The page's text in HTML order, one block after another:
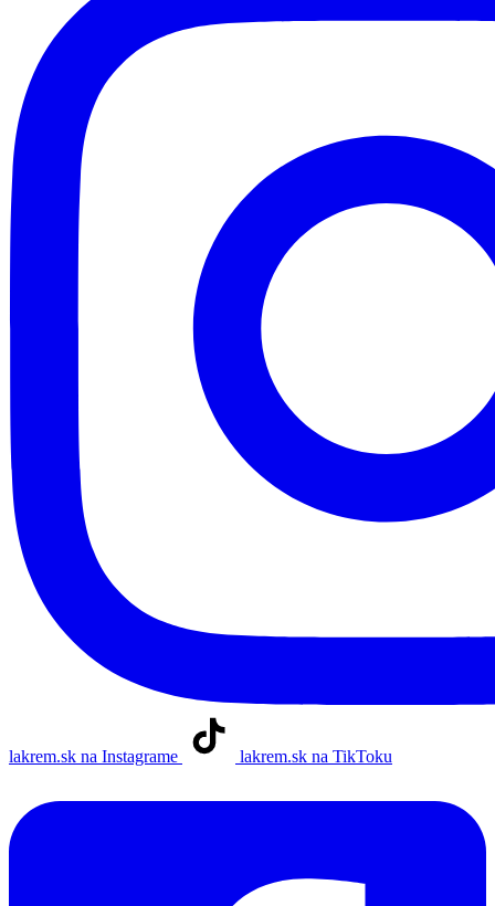
lakrem.sk na Instagrame lakrem.sk na TikToku